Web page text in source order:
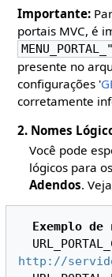
Importante:
portais MVC, é
presente no
configurações '
corretamente
2. Nomes
Você pode
lógicos para
Adendos.
Exemplo
http://